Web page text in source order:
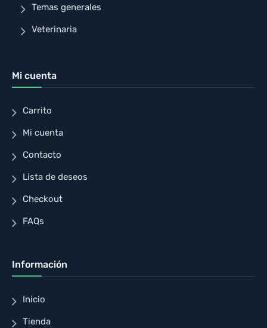
Temas generales
Veterinaria
Mi cuenta
Carrito
Mi cuenta
Contacto
Lista de deseos
Checkout
FAQs
Información
Inicio
Tienda